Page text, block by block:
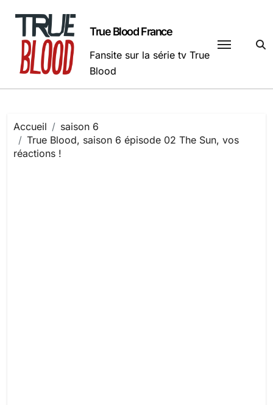
contenu
True Blood France
Fansite sur la série tv True
Blood
Accueil
saison 6
True Blood, saison 6 épisode 02 The Sun, vos
réactions !